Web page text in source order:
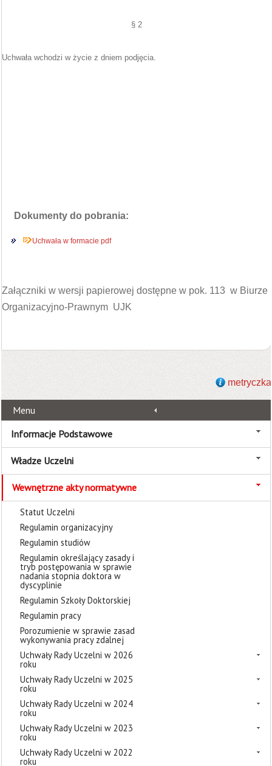
§ 2
Uchwała wchodzi w życie z dniem podjęcia.
Dokumenty do pobrania:
Uchwała w formacie pdf
Załączniki w wersji papierowej dostępne w pok. 113 w Biurze
Organizacyjno-Prawnym UJK
metryczka
Menu
Informacje Podstawowe
Władze Uczelni
Wewnętrzne akty normatywne
Statut Uczelni
Regulamin organizacyjny
Regulamin studiów
Regulamin określający zasady i
tryb postępowania w sprawie
nadania stopnia doktora w
dyscyplinie
Regulamin Szkoły Doktorskiej
Regulamin pracy
Porozumienie w sprawie zasad
wykonywania pracy zdalnej
Uchwały Rady Uczelni w 2026
roku
Uchwały Rady Uczelni w 2025
roku
Uchwały Rady Uczelni w 2024
roku
Uchwały Rady Uczelni w 2023
roku
Uchwały Rady Uczelni w 2022
roku